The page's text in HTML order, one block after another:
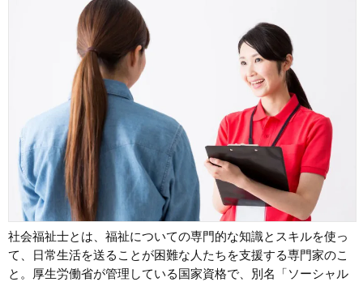
社会福祉士とは、福祉についての専門的な知識とスキルを使っ
て、日常生活を送ることが困難な人たちを支援する専門家のこ
と。厚生労働省が管理している国家資格で、別名「ソーシャル